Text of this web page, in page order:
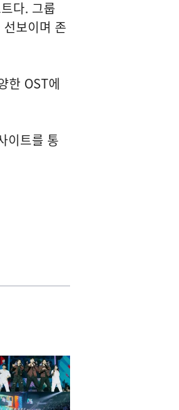
다. 그룹
보이며 존
한 OST에
이트를 통